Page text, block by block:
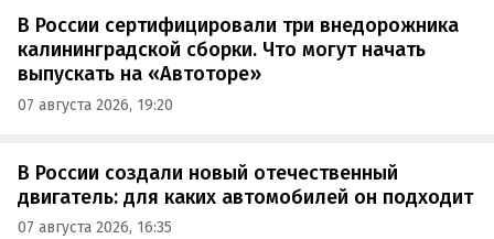
В России сертифицировали три внедорожника
калининградской сборки. Что могут начать
выпускать на «Автоторе»
07 августа 2026, 19:20
В России создали новый отечественный
двигатель: для каких автомобилей он подходит
07 августа 2026, 16:35